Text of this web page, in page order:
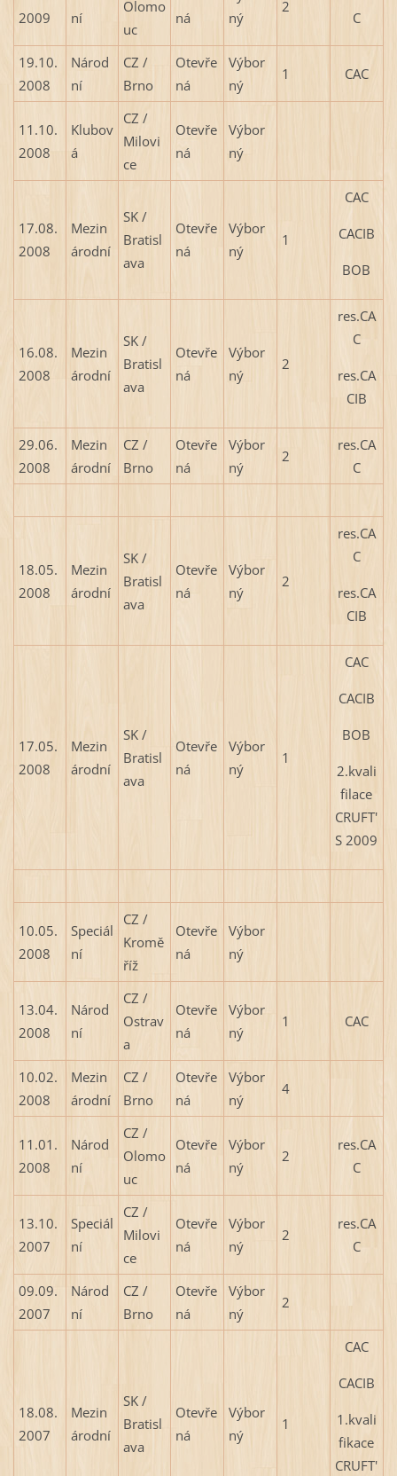
2009
ní
Olomo
uc
ná
ný
2
C
19.10.
2008
Národ
ní
CZ /
Brno
Otevře
ná
Výbor
ný
1 CAC
11.10.
2008
Klubov
á
CZ /
Milovi
ce
Otevře
ná
Výbor
ný
17.08.
2008
Mezin
árodní
SK /
Bratisl
ava
Otevře
ná
Výbor
ný
1
CAC
CACIB
BOB
16.08.
2008
Mezin
árodní
SK /
Bratisl
ava
Otevře
ná
Výbor
ný
2
res.CA
C
res.CA
CIB
29.06.
2008
Mezin
árodní
CZ /
Brno
Otevře
ná
Výbor
ný
2
res.CA
C
18.05.
2008
Mezin
árodní
SK /
Bratisl
ava
Otevře
ná
Výbor
ný
2
res.CA
C
res.CA
CIB
17.05.
2008
Mezin
árodní
SK /
Bratisl
ava
Otevře
ná
Výbor
ný
1
CAC
CACIB
BOB
2.kvali
filace
CRUFT'
S 2009
10.05.
2008
Speciál
ní
CZ /
Kromě
říž
Otevře
ná
Výbor
ný
13.04.
2008
Národ
ní
CZ /
Ostrav
a
Otevře
ná
Výbor
ný
1 CAC
10.02.
2008
Mezin
árodní
CZ /
Brno
Otevře
ná
Výbor
ný
4
11.01.
2008
Národ
ní
CZ /
Olomo
uc
Otevře
ná
Výbor
ný
2
res.CA
C
13.10.
2007
Speciál
ní
CZ /
Milovi
ce
Otevře
ná
Výbor
ný
2
res.CA
C
09.09.
2007
Národ
ní
CZ /
Brno
Otevře
ná
Výbor
ný
2
18.08.
2007
Mezin
árodní
SK /
Bratisl
ava
Otevře
ná
Výbor
ný
1
CAC
CACIB
1.kvali
fikace
CRUFT'